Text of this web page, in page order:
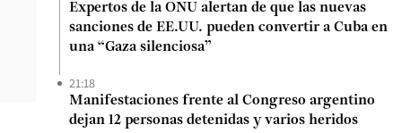
Expertos de la ONU alertan de que las nuevas
sanciones de EE.UU. pueden convertir a Cuba en
una “Gaza silenciosa”
21:18
Manifestaciones frente al Congreso argentino
dejan 12 personas detenidas y varios heridos